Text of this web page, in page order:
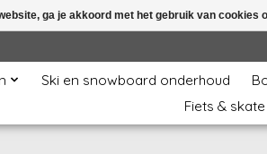
Ski en snowboard onderhoud
Fiets &
ga je akkoord met het gebruik van cookies